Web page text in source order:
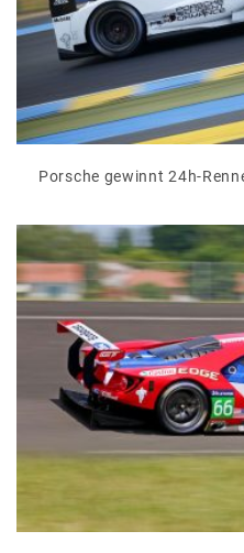
Porsche gewinnt 24h-